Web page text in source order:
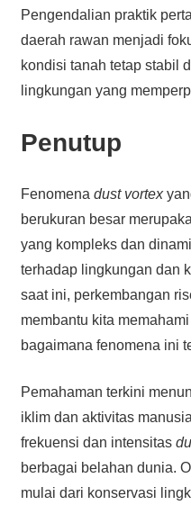
Pengendalian praktik
daerah rawan menjadi
kondisi tanah tetap stabil
lingkungan yang
Penutup
Fenomena dust vortex
berukuran besar
yang kompleks dan
terhadap lingkungan dan
saat ini, perkembangan
membantu kita
bagaimana fenomena ini
Pemahaman terkini
iklim dan aktivitas
frekuensi dan intensitas
berbagai belahan dunia.
mulai dari konservasi